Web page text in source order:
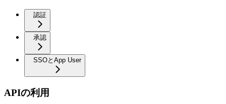
認証
承認
SSOとApp User
APIの利用